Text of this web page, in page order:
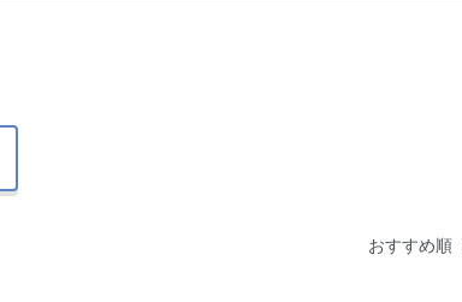
おすすめ順